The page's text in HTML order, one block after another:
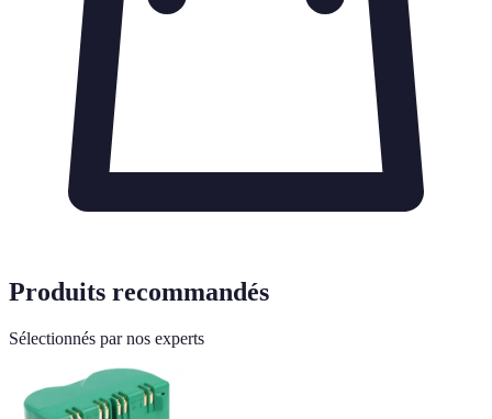
Produits recommandés
Sélectionnés par nos experts